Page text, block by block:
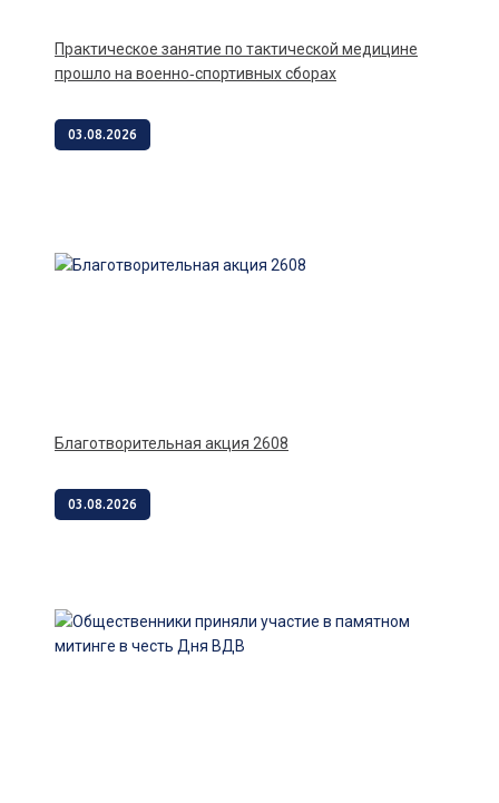
Практическое занятие по тактической медицине
прошло на военно‑спортивных сборах
03.08.2026
Благотворительная акция 2608
03.08.2026